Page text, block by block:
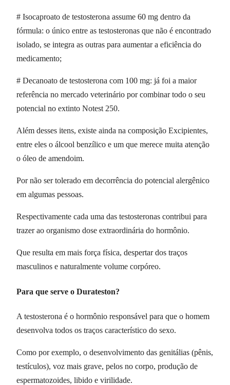
# Isocaproato de testosterona assume 60 mg dentro da
fórmula: o único entre as testosteronas que não é encontrado
isolado, se integra as outras para aumentar a eficiência do
medicamento;
# Decanoato de testosterona com 100 mg: já foi a maior
referência no mercado veterinário por combinar todo o seu
potencial no extinto Notest 250.
Além desses itens, existe ainda na composição Excipientes,
entre eles o álcool benzílico e um que merece muita atenção
o óleo de amendoim.
Por não ser tolerado em decorrência do potencial alergênico
em algumas pessoas.
Respectivamente cada uma das testosteronas contribui para
trazer ao organismo dose extraordinária do hormônio.
Que resulta em mais força física, despertar dos traços
masculinos e naturalmente volume corpóreo.
Para que serve o Durateston?
A testosterona é o hormônio responsável para que o homem
desenvolva todos os traços característico do sexo.
Como por exemplo, o desenvolvimento das genitálias (pênis,
testículos), voz mais grave, pelos no corpo, produção de
espermatozoides, libido e virilidade.